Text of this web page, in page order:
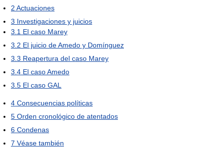
2 Actuaciones
3 Investigaciones y juicios
3.1 El caso Marey
3.2 El juicio de Amedo y Domínguez
3.3 Reapertura del caso Marey
3.4 El caso Amedo
3.5 El caso GAL
4 Consecuencias políticas
5 Orden cronológico de atentados
6 Condenas
7 Véase también